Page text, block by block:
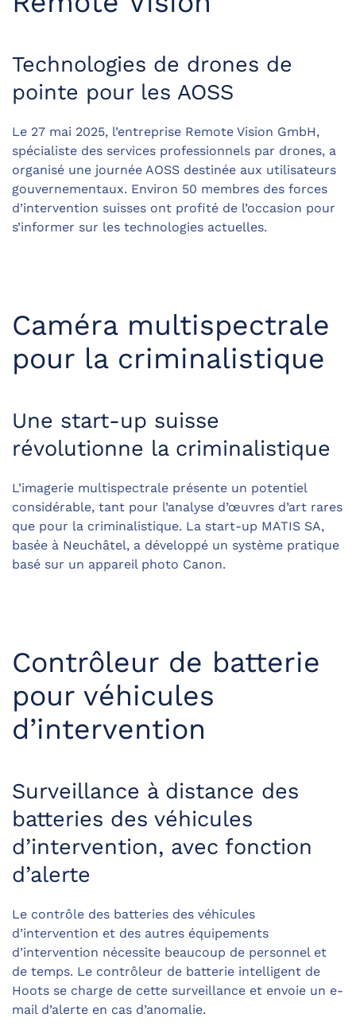
Technologies de drones de
pointe pour les AOSS
Le 27 mai 2025, l’entreprise Remote Vision GmbH,
spécialiste des services professionnels par drones, a
organisé une journée AOSS destinée aux utilisateurs
gouvernementaux. Environ 50 membres des forces
d’intervention suisses ont profité de l’occasion pour
s’informer sur les technologies actuelles.
Caméra multispectrale
pour la criminalistique
Une start-up suisse
révolutionne la criminalistique
L’imagerie multispectrale présente un potentiel
considérable, tant pour l’analyse d’œuvres d’art rares
que pour la criminalistique. La start-up MATIS SA,
basée à Neuchâtel, a développé un système pratique
basé sur un appareil photo Canon.
Contrôleur de batterie
pour véhicules
d’intervention
Surveillance à distance des
batteries des véhicules
d’intervention, avec fonction
d’alerte
Le contrôle des batteries des véhicules
d’intervention et des autres équipements
d’intervention nécessite beaucoup de personnel et
de temps. Le contrôleur de batterie intelligent de
Hoots se charge de cette surveillance et envoie un e-
mail d’alerte en cas d’anomalie.